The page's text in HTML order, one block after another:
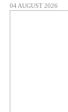
04 AUGUST 2026